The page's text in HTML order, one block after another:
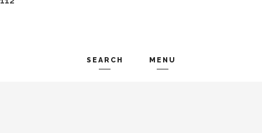
SEARCH MENU